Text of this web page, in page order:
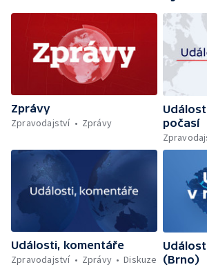
Vzácný materiál z
Česká ConsilTech
společnost Madshus —
silnic za záchranu
rekordy v Česku —
naměřená na Moravě
Klimatizace na
nemocnic —
Žaloba proti
migrantů v
Karlova mostu — Sběr
zakázaných oblastech
do energetické sítě —
Gaze — Drahý život v
indické lodi v Rudém
vody ovlivňuje zdraví
vánoční pohádky pro
Zprávy
Zpravodajství
Zprávy
počasí
Události, komentáře
Zpravodajství
Zprávy Diskuze
(Brno)